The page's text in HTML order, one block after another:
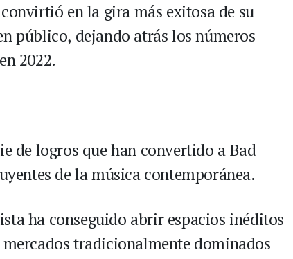
en la gira más exitosa de su
público, dejando atrás los números
2022.
de logros que han convertido a Bad
de la música contemporánea.
ha conseguido abrir espacios inéditos
tradicionalmente dominados